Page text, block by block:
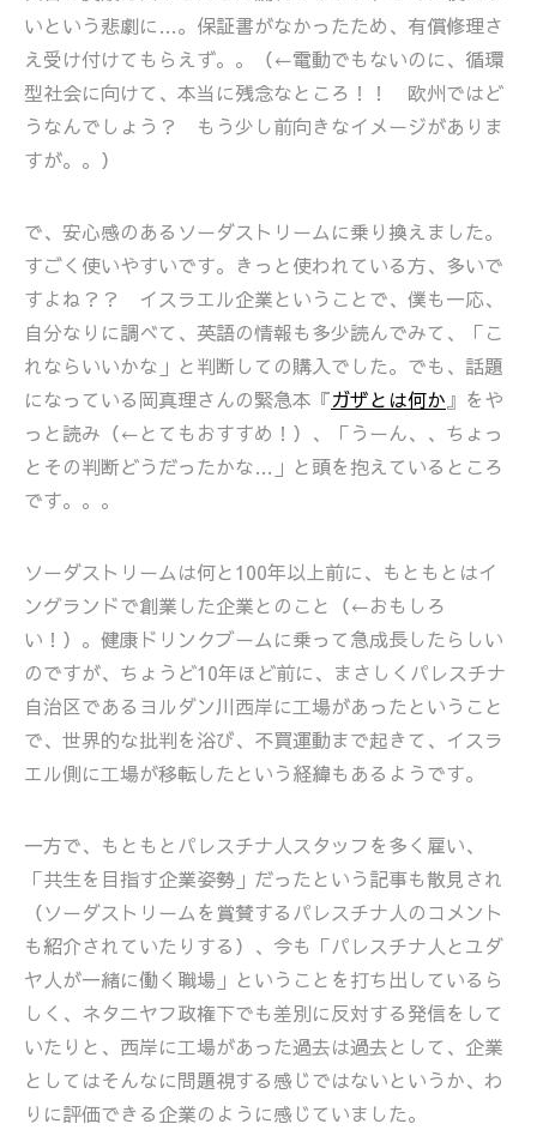
いという悲劇に…。保証書がなかったため、有償修理さ
え受け付けてもらえず。。（←電動でもないのに、循環
型社会に向けて、本当に残念なところ！！ 欧州ではど
うなんでしょう？ もう少し前向きなイメージがありま
すが。。）
で、安心感のあるソーダストリームに乗り換えました。
すごく使いやすいです。きっと使われている方、多いで
すよね？？ イスラエル企業ということで、僕も一応、
自分なりに調べて、英語の情報も多少読んでみて、「こ
れならいいかな」と判断しての購入でした。でも、話題
になっている岡真理さんの緊急本『ガザとは何か 』をや
っと読み（←とてもおすすめ！）、「うーん、、ちょっ
とその判断どうだったかな…」と頭を抱えているところ
です。。。
ソーダストリームは何と100年以上前に、もともとはイ
ングランドで創業した企業とのこと（←おもしろ
い！）。健康ドリンクブームに乗って急成長したらしい
のですが、ちょうど10年ほど前に、まさしくパレスチナ
自治区であるヨルダン川西岸に工場があったということ
で、世界的な批判を浴び、不買運動まで起きて、イスラ
エル側に工場が移転したという経緯もあるようです。
一方で、もともとパレスチナ人スタッフを多く雇い、
「共生を目指す企業姿勢」だったという記事も散見され
（ソーダストリームを賞賛するパレスチナ人のコメント
も紹介されていたりする）、今も「パレスチナ人とユダ
ヤ人が一緒に働く職場」ということを打ち出しているら
しく、ネタニヤフ政権下でも差別に反対する発信をして
いたりと、西岸に工場があった過去は過去として、企業
としてはそんなに問題視する感じではないというか、わ
りに評価できる企業のように感じていました。